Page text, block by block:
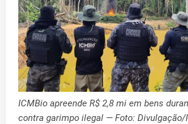
ICMBio apreende R$ 2,8 mi em bens
contra garimpo ilegal — Foto: Divulgação/